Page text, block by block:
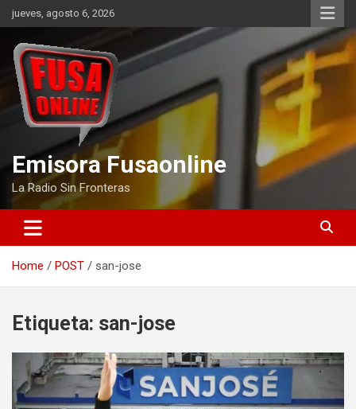
Skip
to
content
jueves, agosto 6, 2026
Emisora Fusaonline
La Radio Sin Fronteras
Home POST san-jose
Etiqueta: san-jose